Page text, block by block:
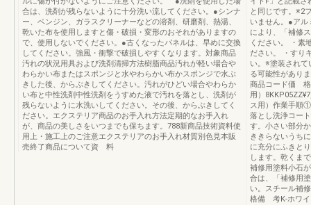
合は、洗剤が残らないように十分洗い流してください。●シンナ
ー、ベンジン、ガラスクリーナーなどの溶剤、研磨剤、熱湯、
乾いた布を使用しますと傷・破損・変形のおそれがありますの
で、使用しないでください。●古くなったパネルは、早めに交換
してください。強風・衝撃で破損しやすくなります。対象商品
汚れの状況用具および洗剤清掃方法樹脂商品汚れが軽い場合や
わらかい布またはスポンジと水やわらかい布かスポンジで水ぶ
きした後、からぶきしてください。汚れがひどい場合やわらか
い布と中性洗剤中性洗剤をうすめた液で汚れを落とし、洗剤が
残らないように水洗いしてください。その後、からぶきしてく
ださい。エクステリア商品のお手入れ方法定期的なお手入れ
が、商品の美しさをいつまでも保ちます。788新商品技術資料使
用上・施工上のご注意エクステリアのお手入れ材質別色見本販
売終了商品について資 料
と同じです。※2
いません。●ア
により、「補修
ください。 ・素
ださい。 ・すり
い。※塗装されて
る可能性があり
商品コード価
用）
ス用）作業手順
落とし洗浄コー
す。小さい部分
ききらないうち
に充分にふきと
します。乾くま
補修用塗料小石
合は、「補修用
い。スチール
格備 考K-ホワイ